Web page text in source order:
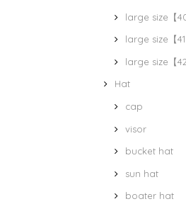
large size【40
large size【41
large size【42
Hat
cap
visor
bucket hat
sun hat
boater hat